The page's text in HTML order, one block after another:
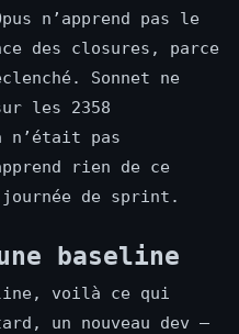
n’apprend pas le
des closures, parce
Sonnet ne
les 2358
n’était pas
rien de ce
de sprint.
baseline
voilà ce qui
un nouveau dev —